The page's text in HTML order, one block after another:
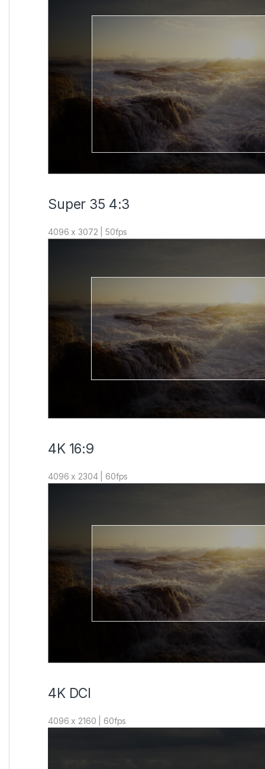
Super 35 4:3
4096 x 3072 | 50fps
4K 16:9
4096 x 2304 | 60fps
4K DCI
4096 x 2160 | 60fps